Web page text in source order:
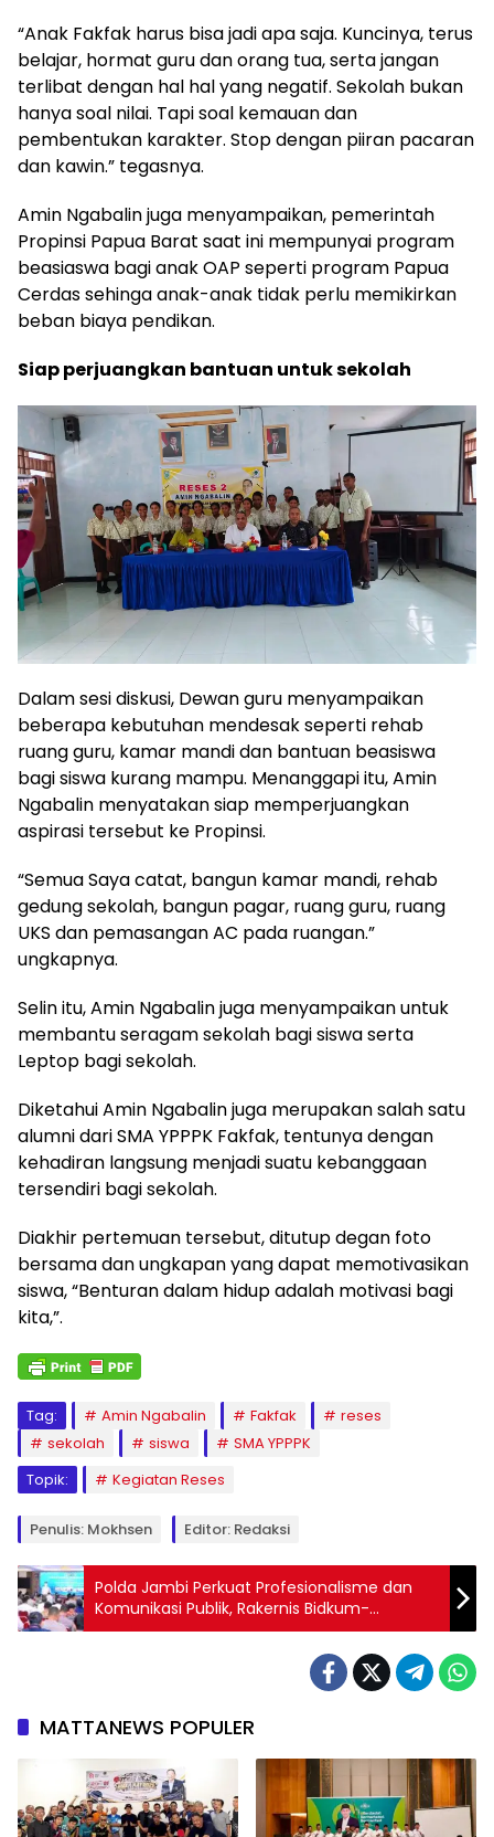
“Anak Fakfak harus bisa jadi apa saja. Kuncinya, terus
belajar, hormat guru dan orang tua, serta jangan
terlibat dengan hal hal yang negatif. Sekolah bukan
hanya soal nilai. Tapi soal kemauan dan
pembentukan karakter. Stop dengan piiran pacaran
dan kawin.” tegasnya.
Amin Ngabalin juga menyampaikan, pemerintah
Propinsi Papua Barat saat ini mempunyai program
beasiaswa bagi anak OAP seperti program Papua
Cerdas sehinga anak-anak tidak perlu memikirkan
beban biaya pendikan.
Siap perjuangkan bantuan untuk sekolah
Dalam sesi diskusi, Dewan guru menyampaikan
beberapa kebutuhan mendesak seperti rehab
ruang guru, kamar mandi dan bantuan beasiswa
bagi siswa kurang mampu. Menanggapi itu, Amin
Ngabalin menyatakan siap memperjuangkan
aspirasi tersebut ke Propinsi.
“Semua Saya catat, bangun kamar mandi, rehab
gedung sekolah, bangun pagar, ruang guru, ruang
UKS dan pemasangan AC pada ruangan.”
ungkapnya.
Selin itu, Amin Ngabalin juga menyampaikan untuk
membantu seragam sekolah bagi siswa serta
Leptop bagi sekolah.
Diketahui Amin Ngabalin juga merupakan salah satu
alumni dari SMA YPPPK Fakfak, tentunya dengan
kehadiran langsung menjadi suatu kebanggaan
tersendiri bagi sekolah.
Diakhir pertemuan tersebut, ditutup degan foto
bersama dan ungkapan yang dapat memotivasikan
siswa, “Benturan dalam hidup adalah motivasi bagi
kita,”.
Tag: Amin Ngabalin Fakfak
reses
sekolah
siswa
SMA YPPPK
Topik:
Kegiatan Reses
Penulis: Mokhsen Editor: Redaksi
Polda Jambi Perkuat Profesionalisme dan
Komunikasi Publik, Rakernis Bidkum-
Bidhumas Soroti Transformasi Hukum
MATTANEWS POPULER